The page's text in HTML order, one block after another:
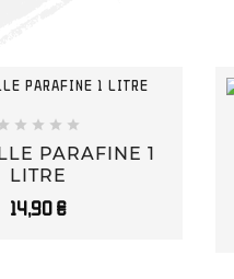
   
PARAFINE 1
LITRE
14,90 €